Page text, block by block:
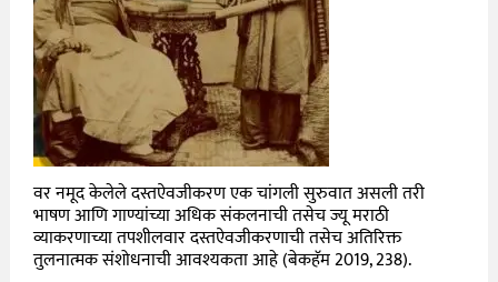
वर नमूद केलेले दस्तऐवजीकरण एक चांगली सुरुवात असली तरी
भाषण आणि गाण्यांच्या अधिक संकलनाची तसेच ज्यू मराठी
व्याकरणाच्या तपशीलवार दस्तऐवजीकरणाची तसेच अतिरिक्त
तुलनात्मक संशोधनाची आवश्यकता आहे (बेकहॅम 2019, 238).